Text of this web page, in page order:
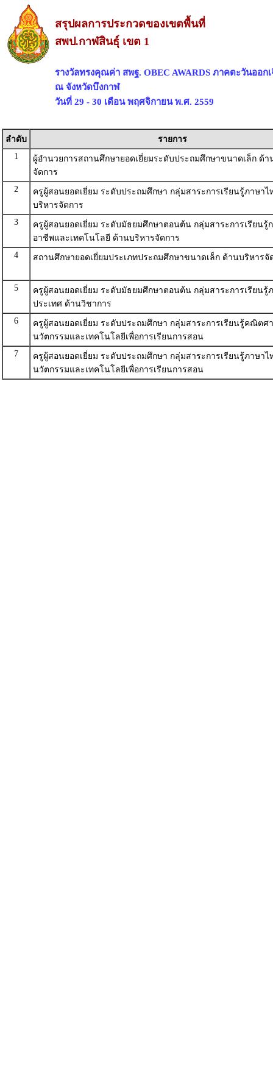
สรุปผลการประกวดของเขตพื้นที่
สพป.กาฬสินธุ์ เขต 1
รางวัลทรงคุณค่า สพฐ. OBEC AWARDS ภาคตะวันออก
ณ จังหวัดบึงกาฬ
วันที่ 29 - 30 เดือน พฤศจิกายน พ.ศ. 2559
ลำดับ
รายการ
1
ผู้อำนวยการสถานศึกษายอดเยี่ยมระดับประถมศึกษาขนาดเล็ก ด้า
จัดการ
2
ครูผู้สอนยอดเยี่ยม ระดับประถมศึกษา กลุ่มสาระการเรียนรู้ภาษาไ
บริหารจัดการ
3
ครูผู้สอนยอดเยี่ยม ระดับมัธยมศึกษาตอนต้น กลุ่มสาระการเรียนรู้
อาชีพและเทคโนโลยี ด้านบริหารจัดการ
4
สถานศึกษายอดเยี่ยมประเภทประถมศึกษาขนาดเล็ก ด้านบริหารจั
5
ครูผู้สอนยอดเยี่ยม ระดับมัธยมศึกษาตอนต้น กลุ่มสาระการเรียนรู้
ประเทศ ด้านวิชาการ
6
ครูผู้สอนยอดเยี่ยม ระดับประถมศึกษา กลุ่มสาระการเรียนรู้คณิตศ
นวัตกรรมและเทคโนโลยีเพื่อการเรียนการสอน
7
ครูผู้สอนยอดเยี่ยม ระดับประถมศึกษา กลุ่มสาระการเรียนรู้ภาษาไ
นวัตกรรมและเทคโนโลยีเพื่อการเรียนการสอน